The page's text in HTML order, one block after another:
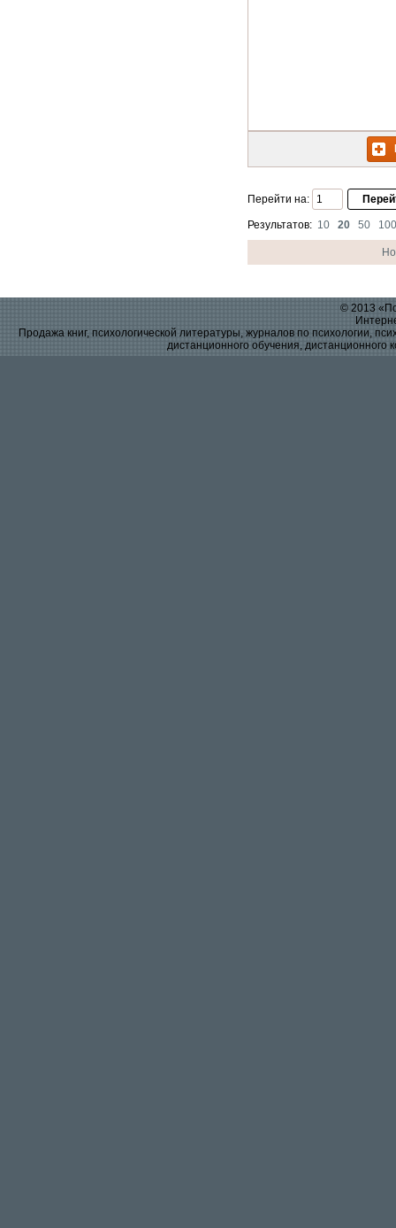
Перейти на:
Результатов: 10 20 50 100
© 2013
Продажа книг, психологической литературы, журналов по психологии,
дистанционного обучения, дистанционного